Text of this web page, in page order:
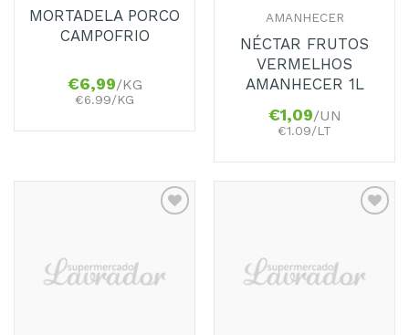
MORTADELA PORCO
CAMPOFRIO
€6,99/KG
€6.99/KG
AMANHECER
NÉCTAR FRUTOS
VERMELHOS
AMANHECER 1L
€1,09/UN
€1.09/LT
Favoritos
Favoritos